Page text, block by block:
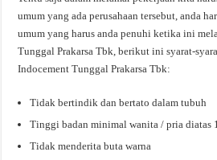
umum yang ada perusahaan tersebut, anda
umum yang harus anda penuhi ketika ini
Tunggal Prakarsa Tbk, berikut ini syarat-
Indocement Tunggal Prakarsa Tbk:
Tidak bertindik dan bertato dalam tubuh
Tinggi badan minimal wanita / pria diatas
Tidak menderita buta warna